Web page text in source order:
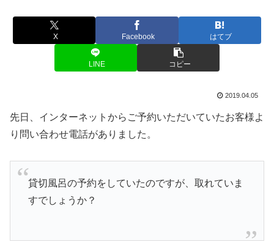
X Facebook はてブ
LINE コピー
2019.04.05
先日、インターネットからご予約いただいていたお客様よ
り問い合わせ電話がありました。
貸切風呂の予約をしていたのですが、取れていま
すでしょうか？